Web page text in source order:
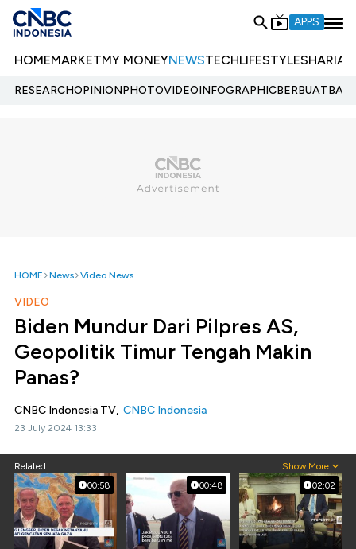
APPS
HOMEMARKETMY MONEYNEWSTECHLIFESTYLESHARIA
RESEARCHOPINIONPHOTOVIDEOINFOGRAPHIC
HOME News Video News
VIDEO
Biden Mundur Dari Pilpres AS,
Geopolitik Timur Tengah Makin
Panas?
CNBC Indonesia TV, CNBC Indonesia
23 July 2024 13:33
Related Show More
00:58 00:48 02:02